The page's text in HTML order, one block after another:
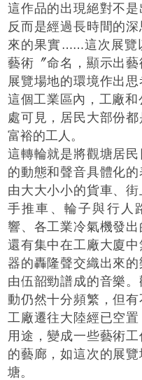
這作品的出現絕對不是
反而是經過長時間的
來的果實……這次展覽
藝術〞命名，顯示出
展覽場地的環境作出
這個工業區內，工廠和
處可見，居民大部份
富裕的工人。
這轉輪就是將觀塘居民
的動態和聲音具體化的
由大大小小的貨車、
手推車、輪子與行人
響、各工業冷氣機發出
還有集中在工廠大廈
器的轟隆聲交織出來
由伍韶勁譜成的音樂
動仍然十分頻繁，但有
工廠遷往大陸經已空
用途，變成一些藝術
的藝廊，如這次的展
塘。